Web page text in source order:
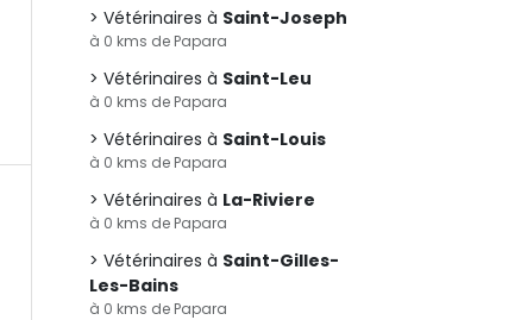
Vétérinaires à Saint-Joseph
à 0 kms de Papara
Vétérinaires à Saint-Leu
à 0 kms de Papara
Vétérinaires à Saint-Louis
à 0 kms de Papara
Vétérinaires à La-Riviere
à 0 kms de Papara
Vétérinaires à Saint-Gilles-
Les-Bains
à 0 kms de Papara